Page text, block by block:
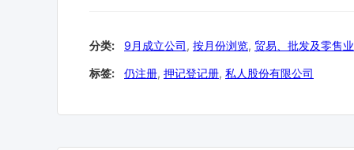
分类: 9月成立公司, 按月份浏览, 贸易、批发及零售业
标签: 仍注册, 押记登记册, 私人股份有限公司